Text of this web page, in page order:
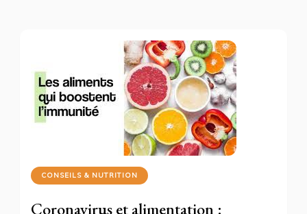
CONSEILS & NUTRITION
Coronavirus et alimentation :